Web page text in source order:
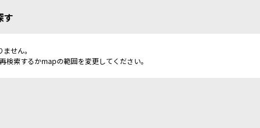
す
せん。
検索するかmapの範囲を変更してください。